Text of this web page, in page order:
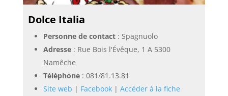
Dolce Italia
Personne de contact: Spagnuolo
Adresse: Rue Bois l'Évêque, 1 A 5300
Namêche
Téléphone: 081/81.13.81
Site web | Facebook| Accéder à la fiche